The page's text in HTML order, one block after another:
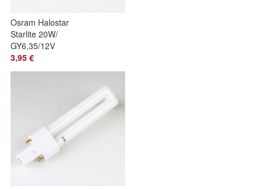
Osram Halostar
Starlite 20W/
GY6,35/12V
Halogen
Leuchtmittel 64427
3,95 €